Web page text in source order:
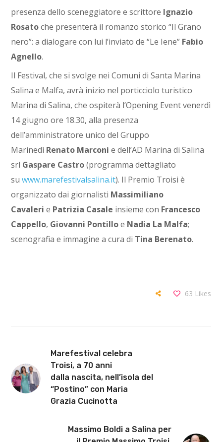
presenza dello sceneggiatore e scrittore Ignazio
Rosatoche presenterà il romanzo storico “Il Grano
nero”: a dialogare con lui l’inviato de “Le Iene” Fabio
Agnello.
Il Festival, che si svolge nei Comuni di Santa Marina
Salina e Malfa, avrà inizio nel porticciolo turistico
Marina di Salina, che ospiterà l’Opening Event venerdì
14 giugno ore 18.30, alla presenza
dell’amministratore unico del Gruppo
Marinedì Renato Marconi e dell’AD Marina di Salina
srl Gaspare Castro(programma dettagliato
suwww.marefestivalsalina.it). Il Premio Troisi è
organizzato dai giornalisti Massimiliano
Cavaleri e Patrizia Casale insieme con Francesco
Cappello, Giovanni Pontilloe Nadia La Malfa;
scenografia e immagine a cura di Tina Berenato.
63 Likes
Marefestival celebra
Troisi, a 70 anni
dalla nascita, nell’isola del
“Postino” con Maria
Grazia Cucinotta
Massimo Boldi a Salina per